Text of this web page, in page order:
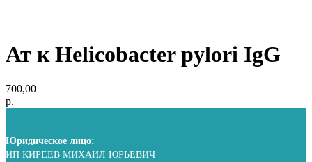
Ат к Helicobacter pylori IgG
700,00
р.
Юридическое лицо:
ИП КИРЕЕВ МИХАИЛ ЮРЬЕВИЧ